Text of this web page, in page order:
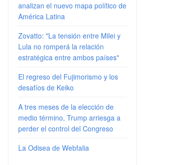
analizan el nuevo mapa político de
América Latina
Zovatto: "La tensión entre Milei y
Lula no romperá la relación
estratégica entre ambos países"
El regreso del Fujimorismo y los
desafíos de Keiko
A tres meses de la elección de
medio término, Trump arriesga a
perder el control del Congreso
La Odisea de Webfalia